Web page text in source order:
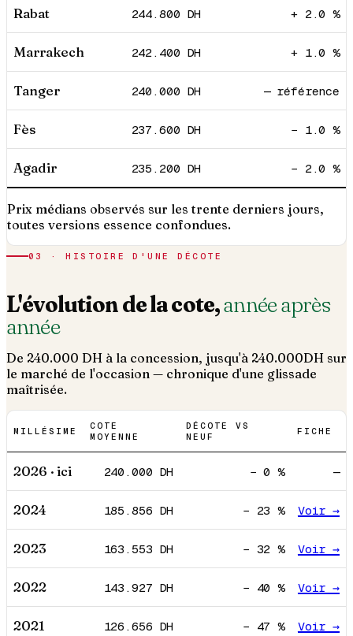
Rabat 244.800 DH + 2.0 %
Marrakech 242.400 DH + 1.0 %
Tanger 240.000 DH — référence
Fès 237.600 DH − 1.0 %
Agadir 235.200 DH − 2.0 %
Prix médians observés sur les trente derniers jours,
toutes versions essence confondues.
03 · HISTOIRE D'UNE DÉCOTE
L'évolution de la cote,année après
année
De 240.000 DH à la concession, jusqu'à 240.000DH sur
le marché de l'occasion — chronique d'une glissade
maîtrisée.
MILLÉSIME
COTE
MOYENNE
DÉCOTE VS
NEUF
FICHE
2026 · ici 240.000 DH −0 % —
2024 185.856 DH − 23 % Voir →
2023 163.553 DH − 32 % Voir →
2022 143.927 DH − 40 % Voir →
2021 126.656 DH − 47 % Voir →